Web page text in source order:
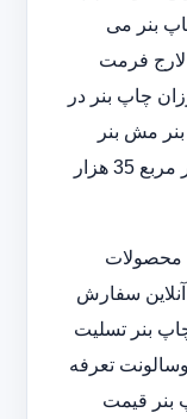
بنر می
لارج فرمت
چاپ بنر در
5و 3 بنر دورو بنر مش بنر
سولیت و بنر شبرنگ با شروع قیمت هر متر مربع 35 هزار
محصولات
سفارش
بنر تسلیت
تعرفه
بنر قیمت